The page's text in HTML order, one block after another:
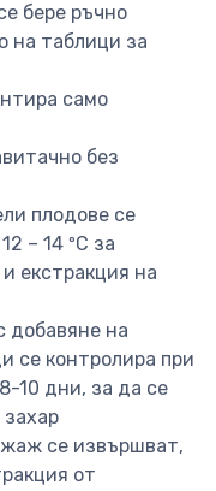
бере ръчно
на таблици за
само
без
плодове се
– 14 ºC за
екстракция на
добавяне на
се контролира при
10 дни, за да се
се извършват,
от